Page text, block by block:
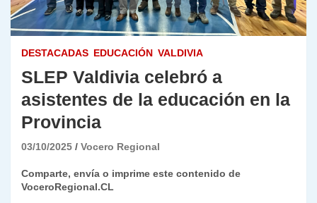
DESTACADAS EDUCACIÓN VALDIVIA
SLEP Valdivia celebró a
asistentes de la educación en la
Provincia
03/10/2025 Vocero Regional
Comparte, envía o imprime este contenido de
VoceroRegional.CL